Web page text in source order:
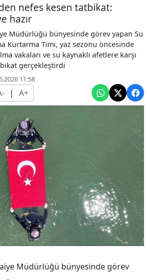
nefes kesen tatbikat:
hazır
Müdürlüğü bünyesinde görev yapan Su
Kurtarma Timi, yaz sezonu öncesinde
vakaları ve su kaynaklı afetlere karşı
gerçekleştirdi
11:58
| A+
Müdürlüğü bünyesinde görev